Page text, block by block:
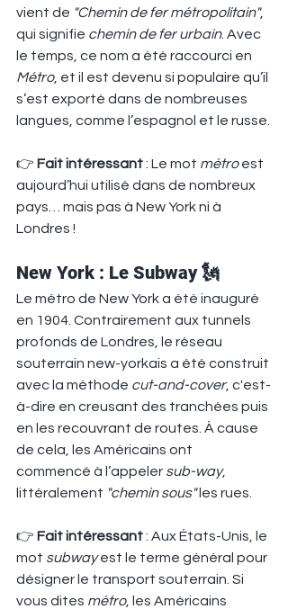
vient de "Chemin de fer métropolitain",
qui signifie chemin de fer urbain. Avec
le temps, ce nom a été raccourci en
Métro, et il est devenu si populaire qu’il
s’est exporté dans de nombreuses
langues, comme l’espagnol et le russe.
👉 Fait intéressant : Le mot métro est
aujourd’hui utilisé dans de nombreux
pays… mais pas à New York ni à
Londres !
New York : Le Subway 🗽
Le métro de New York a été inauguré
en 1904. Contrairement aux tunnels
profonds de Londres, le réseau
souterrain new-yorkais a été construit
avec la méthode cut-and-cover, c'est-
à-dire en creusant des tranchées puis
en les recouvrant de routes. À cause
de cela, les Américains ont
commencé à l’appeler sub-way,
littéralement "chemin sous" les rues.
👉 Fait intéressant : Aux États-Unis, le
mot subway est le terme général pour
désigner le transport souterrain. Si
vous dites métro, les Américains